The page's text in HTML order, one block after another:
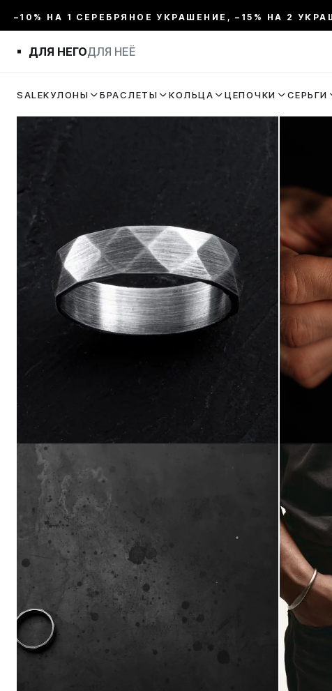
–10% НА 1 СЕРЕБРЯНОЕ УКРАШЕНИЕ, –15% НА 2
ДЛЯ НЕГОДЛЯ НЕЁ
SALEКУЛОНЫ БРАСЛЕТЫ КОЛЬЦА ЦЕПОЧКИ СЕРЬГИ